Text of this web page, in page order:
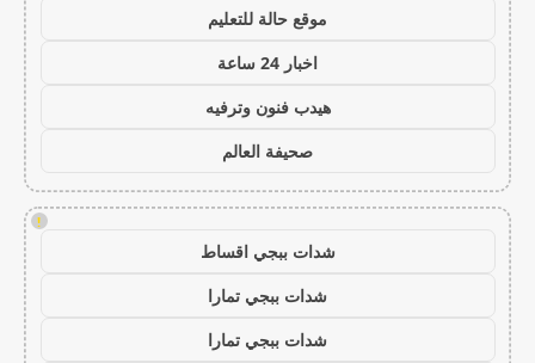
موقع حالة للتعليم
اخبار 24 ساعة
هيدب فنون وترفيه
صحيفة العالم
!
شدات ببجي اقساط
شدات ببجي تمارا
شدات ببجي تمارا